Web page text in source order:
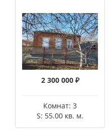
2 300 000 ₽
Комнат: 3
S: 55.00 кв. м.